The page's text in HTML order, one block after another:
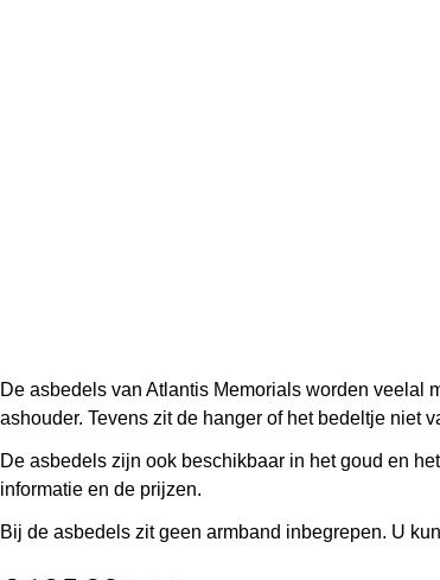
De asbedels van Atlantis Memorials worden veelal
ashouder. Tevens zit de hanger of het bedeltje niet
De asbedels zijn ook beschikbaar in het goud en
informatie en de prijzen.
Bij de asbedels zit geen armband inbegrepen. U